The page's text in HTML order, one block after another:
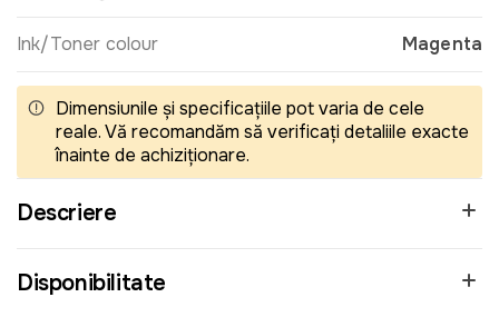
Ink/Toner colour Magenta
Dimensiunile și specificațiile pot varia de cele
reale. Vă recomandăm să verificați detaliile exacte
înainte de achiziționare.
Descriere
Disponibilitate